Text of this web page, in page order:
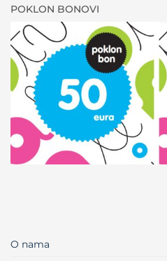
POKLON BONOVI
O nama